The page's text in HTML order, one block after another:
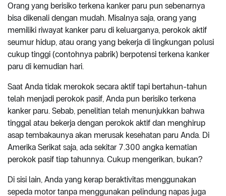
Orang yang berisiko terkena kanker paru pun sebenarnya
bisa dikenali dengan mudah. Misalnya saja, orang yang
memiliki riwayat kanker paru di keluarganya, perokok aktif
seumur hidup, atau orang yang bekerja di lingkungan polusi
cukup tinggi (contohnya pabrik) berpotensi terkena kanker
paru di kemudian hari.
Saat Anda tidak merokok secara aktif tapi bertahun-tahun
telah menjadi perokok pasif, Anda pun berisiko terkena
kanker paru. Sebab, penelitian telah menunjukkan bahwa
tinggal atau bekerja dengan perokok aktif dan menghirup
asap tembakaunya akan merusak kesehatan paru Anda. Di
Amerika Serikat saja, ada sekitar 7.300 angka kematian
perokok pasif tiap tahunnya. Cukup mengerikan, bukan?
Di sisi lain, Anda yang kerap beraktivitas menggunakan
sepeda motor tanpa menggunakan pelindung napas juga